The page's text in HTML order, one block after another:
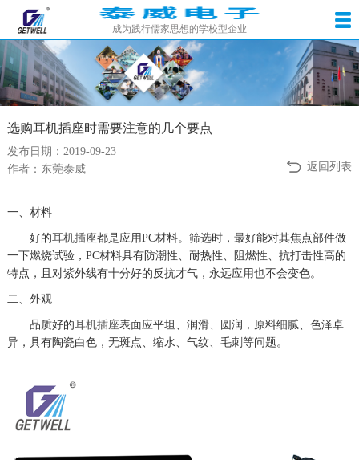
成为践行儒家思想的学校型企业
选购耳机插座时需要注意的几个要点
发布日期：2019-09-23
作者：东莞泰威
返回列表
一、材料
好的耳机插座都是应用PC材料。筛选时，最好能对其焦点部件做
一下燃烧试验，PC材料具有防潮性、耐热性、阻燃性、抗打击性高的
特点，且对紫外线有十分好的反抗才气，永远应用也不会变色。
二、外观
品质好的耳机插座表面应平坦、润滑、圆润，原料细腻、色泽卓
异，具有陶瓷白色，无斑点、缩水、气纹、毛刺等问题。